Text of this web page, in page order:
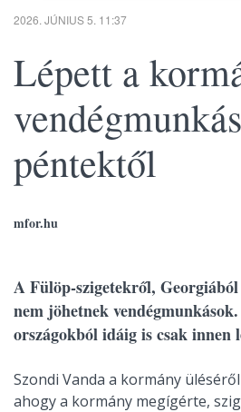
2026. JÚNIUS 5. 11:37
Lépett a
péntektől
mfor.hu
A Fülöp-szigetekről,
nem jöhetnek
országokból idáig is csak innen
Szondi Vanda a kormány
ahogy a kormány megígérte,